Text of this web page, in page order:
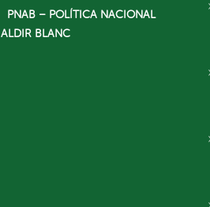
PNAB – POLÍTICA NACIONAL
ALDIR BLANC